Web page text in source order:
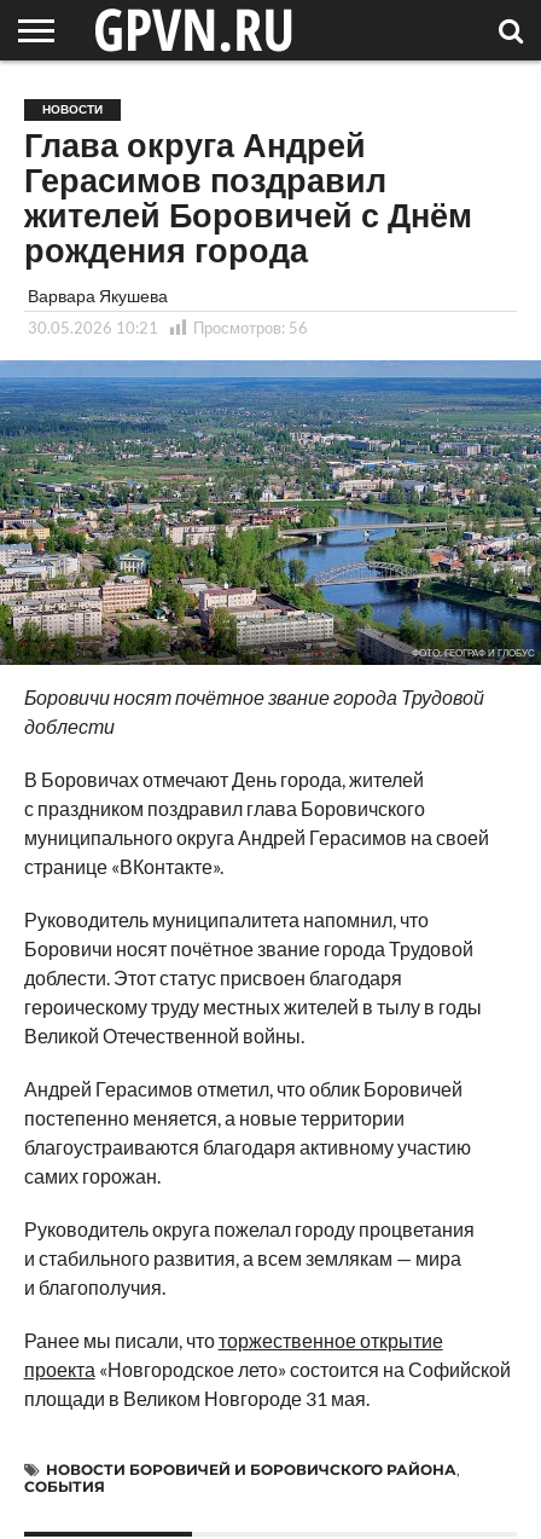
ОБЛАСТЬ
НОВОСТИ
СОСЕДЕЙ
РОССИЯ
/ МИР
СПЕЦПРОЕКТЫ
БЛОГ
СТАТЬИ
ФОТОРЕПОРТАЖИ
ИНТЕРВЬЮ
ОБЪЕКТЫ
ПОДБОРКИ
НОВОСТИ
Глава округа Андрей
Герасимов поздравил
жителей Боровичей с Днём
рождения города
Варвара Якушева
30.05.2026 10:21 Просмотров: 56
ФОТО: ГЕОГРАФ И ГЛОБУС
Боровичи носят почётное звание города Трудовой
доблести
В Боровичах отмечают День города, жителей
с праздником поздравил глава Боровичского
муниципального округа Андрей Герасимов на своей
странице «ВКонтакте».
Руководитель муниципалитета напомнил, что
Боровичи носят почётное звание города Трудовой
доблести. Этот статус присвоен благодаря
героическому труду местных жителей в тылу в годы
Великой Отечественной войны.
Андрей Герасимов отметил, что облик Боровичей
постепенно меняется, а новые территории
благоустраиваются благодаря активному участию
самих горожан.
Руководитель округа пожелал городу процветания
и стабильного развития, а всем землякам — мира
и благополучия.
Ранее мы писали, чтоторжественное открытие
проекта «Новгородское лето» состоится на Софийской
площади в Великом Новгороде 31 мая.
НОВОСТИ БОРОВИЧЕЙ И БОРОВИЧСКОГО РАЙОНА,
СОБЫТИЯ